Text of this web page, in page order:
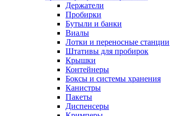
Держатели
Пробирки
Бутыли и банки
Виалы
Лотки и переносные станции
Штативы для пробирок
Крышки
Контейнеры
Боксы и системы хранения
Канистры
Пакеты
Диспенсеры